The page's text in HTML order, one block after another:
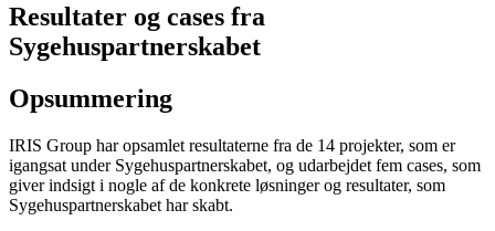
Resultater og cases fra
Sygehuspartnerskabet
Opsummering
IRIS Group har opsamlet resultaterne fra de 14 projekter, som er
igangsat under Sygehuspartnerskabet, og udarbejdet fem cases, som
giver indsigt i nogle af de konkrete løsninger og resultater, som
Sygehuspartnerskabet har skabt.